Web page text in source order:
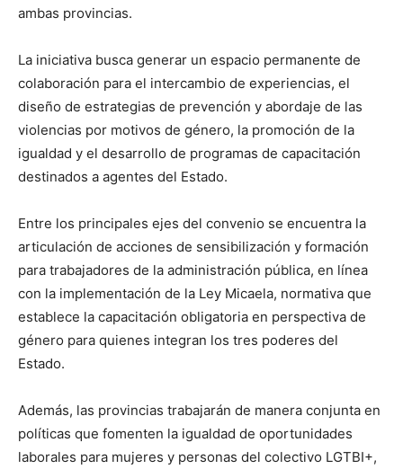
ambas provincias.
La iniciativa busca generar un espacio permanente de
colaboración para el intercambio de experiencias, el
diseño de estrategias de prevención y abordaje de las
violencias por motivos de género, la promoción de la
igualdad y el desarrollo de programas de capacitación
destinados a agentes del Estado.
Entre los principales ejes del convenio se encuentra la
articulación de acciones de sensibilización y formación
para trabajadores de la administración pública, en línea
con la implementación de la Ley Micaela, normativa que
establece la capacitación obligatoria en perspectiva de
género para quienes integran los tres poderes del
Estado.
Además, las provincias trabajarán de manera conjunta en
políticas que fomenten la igualdad de oportunidades
laborales para mujeres y personas del colectivo LGTBI+,